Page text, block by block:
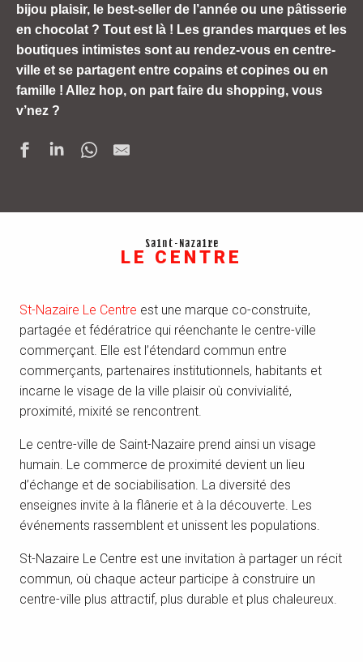
bijou plaisir, le best-seller de l’année ou une pâtisserie
en chocolat ? Tout est là ! Les grandes marques et les
boutiques intimistes sont au rendez-vous en centre-
ville et se partagent entre copains et copines ou en
famille ! Allez hop, on part faire du shopping, vous
v’nez ?
Saint-Nazaire
LE CENTRE
St-Nazaire Le Centre est une marque co-construite,
partagée et fédératrice qui réenchante le centre-ville
commerçant. Elle est l’étendard commun entre
commerçants, partenaires institutionnels, habitants et
incarne le visage de la ville plaisir où convivialité,
proximité, mixité se rencontrent.
Le centre-ville de Saint-Nazaire prend ainsi un visage
humain. Le commerce de proximité devient un lieu
d’échange et de sociabilisation. La diversité des
enseignes invite à la flânerie et à la découverte. Les
événements rassemblent et unissent les populations.
St-Nazaire Le Centre est une invitation à partager un récit
commun, où chaque acteur participe à construire un
centre-ville plus attractif, plus durable et plus chaleureux.